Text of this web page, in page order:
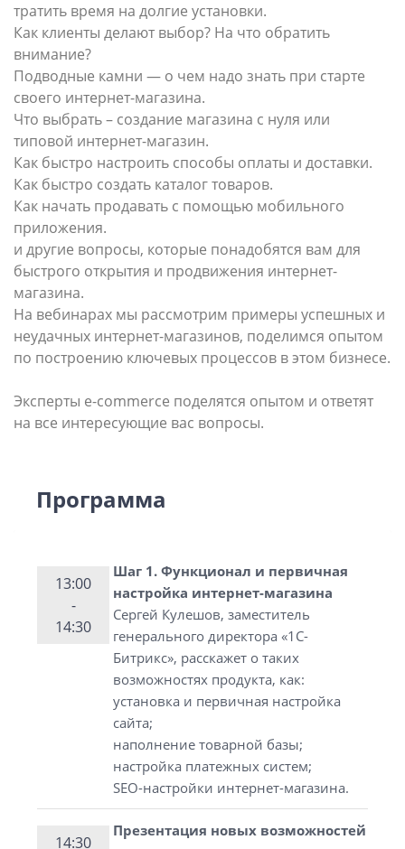
тратить время на долгие установки.
Как клиенты делают выбор? На что обратить
внимание?
Подводные камни — о чем надо знать при старте
своего интернет-магазина.
Что выбрать – создание магазина с нуля или
типовой интернет-магазин.
Как быстро настроить способы оплаты и доставки.
Как быстро создать каталог товаров.
Как начать продавать с помощью мобильного
приложения.
и другие вопросы, которые понадобятся вам для
быстрого открытия и продвижения интернет-
магазина.
На вебинарах мы рассмотрим примеры успешных и
неудачных интернет-магазинов, поделимся опытом
по построению ключевых процессов в этом бизнесе.
Эксперты e-commerce поделятся опытом и ответят
на все интересующие вас вопросы.
Программа
13:00
-
14:30
Шаг 1. Функционал и первичная
настройка интернет-магазина
Сергей Кулешов, заместитель
генерального директора «1С-
Битрикс», расскажет о таких
возможностях продукта, как:
установка и первичная настройка
сайта;
наполнение товарной базы;
настройка платежных систем;
SEO-настройки интернет-магазина.
14:30
Презентация новых возможностей